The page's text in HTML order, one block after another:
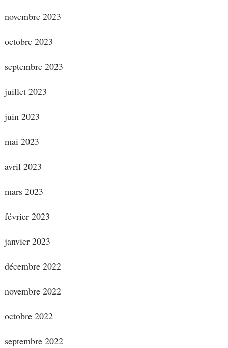
novembre 2023
octobre 2023
septembre 2023
juillet 2023
juin 2023
mai 2023
avril 2023
mars 2023
février 2023
janvier 2023
décembre 2022
novembre 2022
octobre 2022
septembre 2022